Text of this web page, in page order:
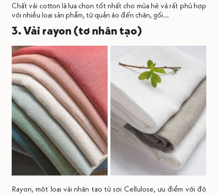
Chất vải cotton là lựa chọn tốt nhất cho mùa hè và rất phù hợp
với nhiều loại sản phẩm, từ quần áo đến chăn, gối…
3. Vải rayon (tơ nhân tạo)
Rayon, một loại vải nhân tạo từ sợi Cellulose, ưu điểm với độ